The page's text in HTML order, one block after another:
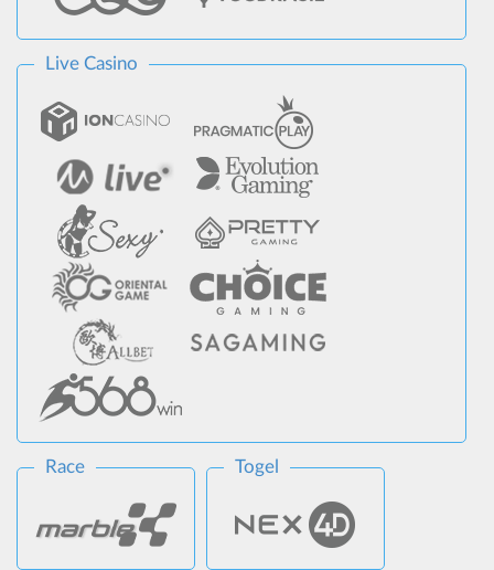
Live Casino
Race Togel